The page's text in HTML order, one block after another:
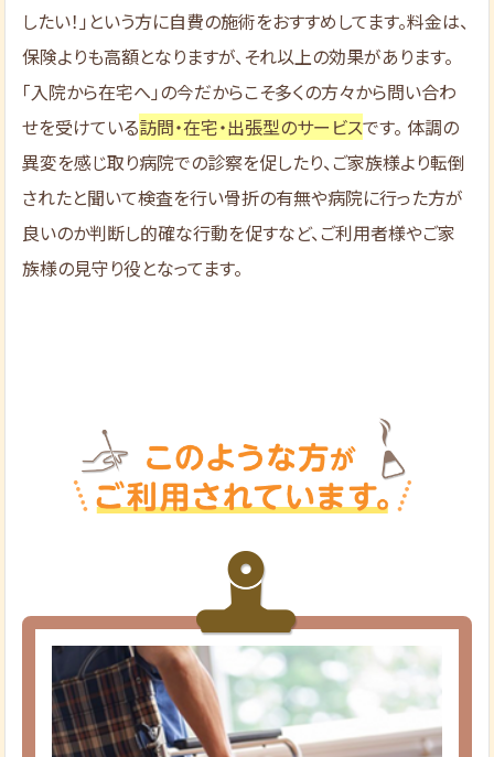
したい！」という方に自費の施術をおすすめしてます。料金は、
保険よりも高額となりますが、それ以上の効果があります。
「入院から在宅へ」の今だからこそ多くの方々から問い合わ
せを受けている訪問・在宅・出張型のサービスです。 体調の
異変を感じ取り病院での診察を促したり、ご家族様より転倒
されたと聞いて検査を行い骨折の有無や病院に行った方が
良いのか判断し的確な行動を促すなど、ご利用者様やご家
族様の見守り役となってます。